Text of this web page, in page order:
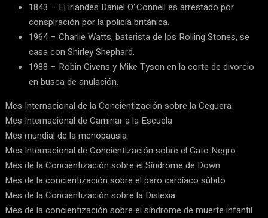
1843 – El irlandés Daniel O´Connell es arrestado por
conspiración por la policía británica.
1964 – Charlie Watts, baterista de los Rolling Stones, se
casa con Shirley Shephard.
1988 – Robin Givens y Mike Tyson en la corte de divorcio
en busca de anulación.
Mes Internacional de la Concientización sobre la Ceguera
Mes Internacional de Caminar a la Escuela
Mes mundial de la menopausia
Mes Internacional de Concientización sobre el Gato Negro
Mes de la Concientización sobre el Síndrome de Down
Mes de la concientización sobre el paro cardíaco súbito
Mes de la Concientización sobre la Dislexia
Mes de la concientización sobre el síndrome de muerte infantil